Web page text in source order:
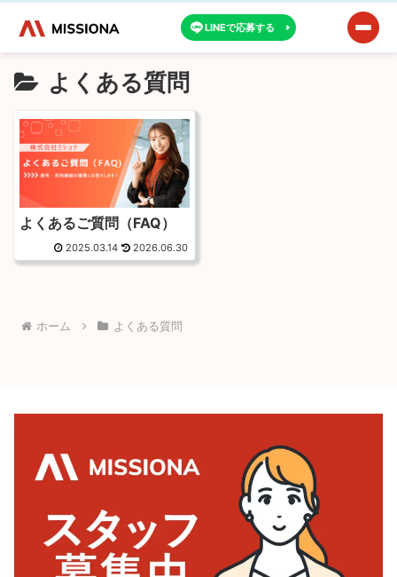
LINEで応募する
よくある質問
よくあるご質問（FAQ）
2025.03.14 2026.06.30
ホーム よくある質問